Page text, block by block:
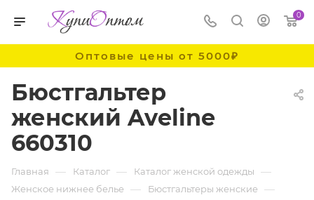
0
Оптовые цены от 5000₽
Бюстгальтер
женский Aveline
660310
Главная — Каталог — Каталог женской одежды —
Женское нижнее белье — Бюстгальтеры женские —